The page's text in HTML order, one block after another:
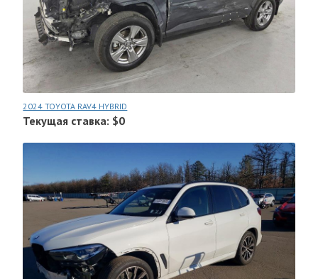
2024 TOYOTA RAV4 HYBRID
Текущая ставка: $0